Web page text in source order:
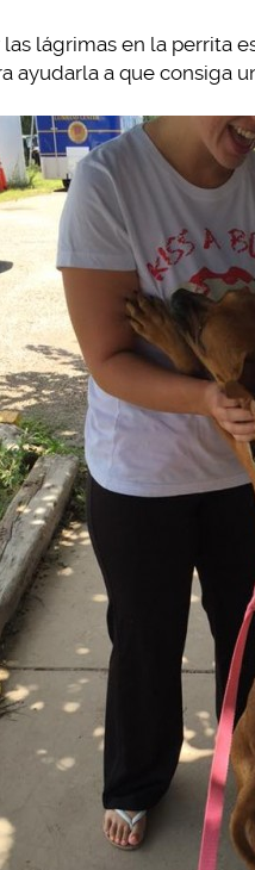
lágrimas en la perrita
ayudarla a que consiga